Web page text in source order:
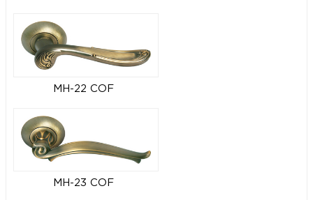
MH-22 COF
MH-23 COF